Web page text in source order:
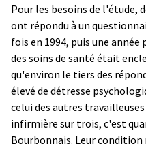
Pour les besoins de l'étude,
ont répondu à un
fois en 1994, puis une
des soins de santé était
qu'environ le tiers des
élevé de détresse
celui des autres
infirmière sur trois, c'est
Bourbonnais. Leur